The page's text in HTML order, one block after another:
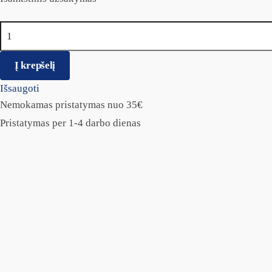
Į krepšelį
Išsaugoti
Nemokamas pristatymas nuo 35€
Pristatymas per 1-4 darbo dienas